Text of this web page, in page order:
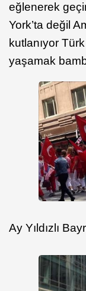
eğlenerek
York’ta değil
kutlanıyor
yaşamak
Ay Yıldızlı